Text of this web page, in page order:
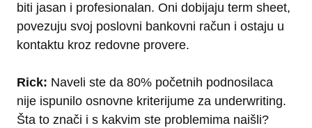
biti jasan i profesionalan. Oni dobijaju term sheet,
povezuju svoj poslovni bankovni račun i ostaju u
kontaktu kroz redovne provere.
Rick: Naveli ste da 80% početnih podnosilaca
nije ispunilo osnovne kriterijume za underwriting.
Šta to znači i s kakvim ste problemima naišli?